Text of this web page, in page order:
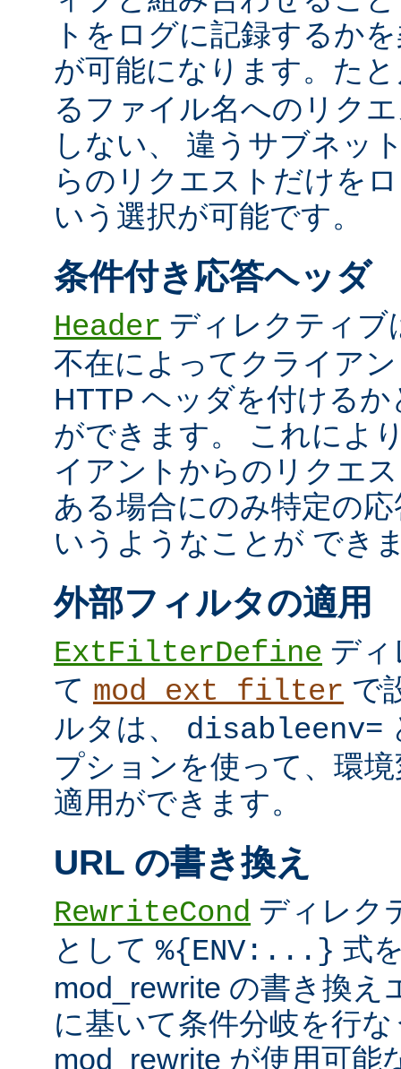
トをログに記録するか
が可能になります。た
るファイル名へのリク
しない、 違うサブネッ
らのリクエストだけを
いう選択が可能です。
条件付き応答ヘッダ
Header ディレクティブ
不在によってクライア
HTTP ヘッダを付ける
ができます。 これによ
イアントからのリクエ
ある場合にのみ特定の
いうようなことが でき
外部フィルタの適用
ExtFilterDefine デ
て mod_ext_filter で
ルタは、 disableenv=
プションを使って、環
適用ができます。
URL の書き換え
RewriteCond ディレク
として %{ENV:...} 式
mod_rewrite の書き換え
に基いて条件分岐を行
mod_rewrite が使用可能